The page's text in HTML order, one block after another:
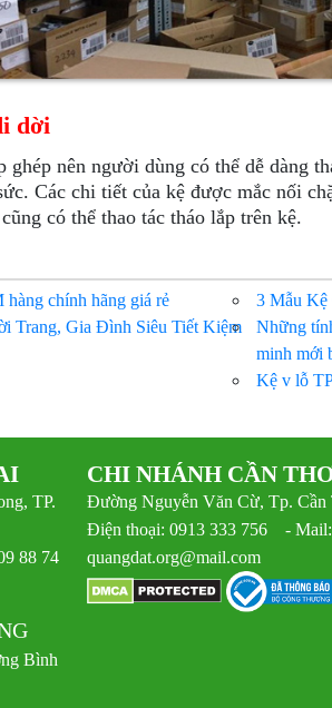
dời
ghép nên người dùng có thể dễ dàng
Các chi tiết của kệ được mắc nối
có thể thao tác tháo lắp trên kệ.
chính hãng giá rẻ
3 Mẫu
Trang, Gia Đình Siêu Tiết Kiệm
Những
minh mới
Kệ v lỗ
TP.
88 74
Bình
CHI NHÁNH CẦN
Đường Nguyễn Văn Cừ, Tp. Cần
Điện thoại: 0913 333 756 - Mail:
quangdat.org@mail.com